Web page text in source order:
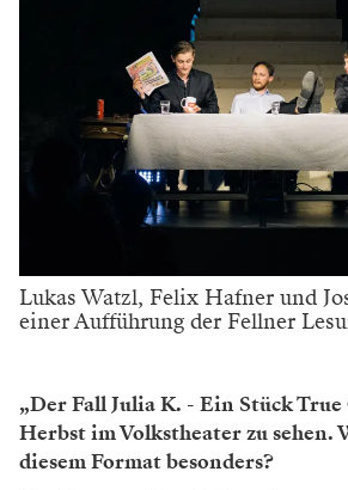
Lukas Watzl, Felix Hafner und
einer Aufführung der Fellner
„Der Fall Julia K. - Ein Stück
Herbst im Volkstheater zu sehen.
diesem Format besonders?